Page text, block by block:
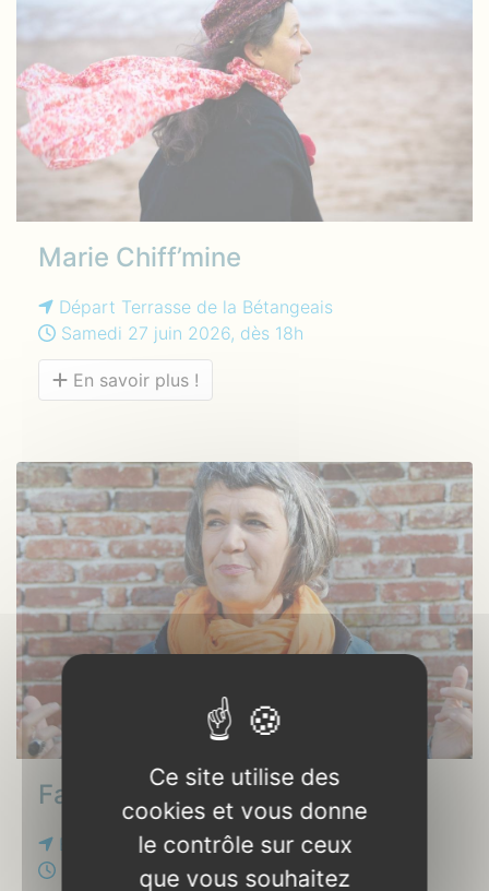
Marie Chiff’mine
Départ Terrasse de la Bétangeais
Samedi 27 juin 2026, dès 18h
En savoir plus !
Fabienne Morel
Bois des Anches
Samedi 27 juin 2026, 20h30
Ce site utilise des
cookies et vous donne
le contrôle sur ceux
que vous souhaitez